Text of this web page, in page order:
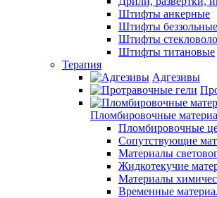
Штифты анкерные
Штифты беззольные
Штифты
Штифты титановые
Терапия
Адгезивы
Пломбировочные
Пломбировочные
Сопутствующие
Материалы
Жидкотекучие
Материалы
Временные